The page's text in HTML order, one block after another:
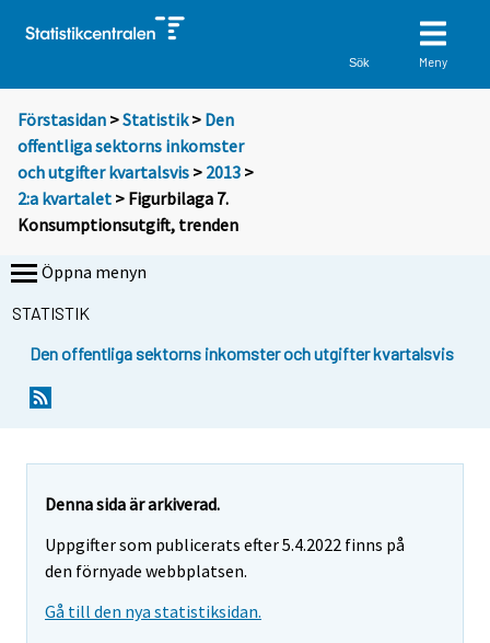
Sök Meny
Förstasidan >Statistik > Den
offentliga sektorns inkomster
och utgifter kvartalsvis > 2013 >
2:a kvartalet > Figurbilaga 7.
Konsumptionsutgift, trenden
Öppna menyn
STATISTIK
Den offentliga sektorns inkomster och utgifter kvartalsvis
Denna sida är arkiverad.
Uppgifter som publicerats efter 5.4.2022 finns på
den förnyade webbplatsen.
Gå till den nya statistiksidan.